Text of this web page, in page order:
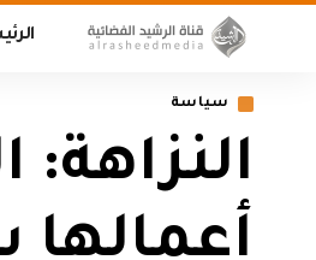
سياسة
أعمالها